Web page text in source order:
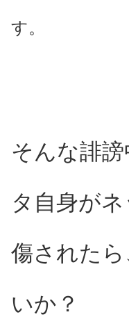
す。
そんな誹
タ自身が
傷された
いか？